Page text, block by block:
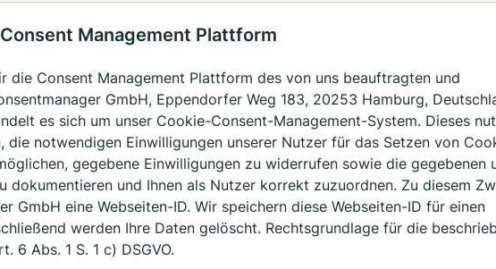
Management Plattform
die Consent Management Plattform des von uns beauftragten und
GmbH, Eppendorfer Weg 183, 20253 Hamburg,
es sich um unser Cookie-Consent-Management-System. Dieses
die notwendigen Einwilligungen unserer Nutzer für das Setzen von
gegebene Einwilligungen zu widerrufen sowie die gegebenen
dokumentieren und Ihnen als Nutzer korrekt zuzuordnen. Zu diesem
GmbH eine Webseiten-ID. Wir speichern diese Webseiten-ID für einen
werden Ihre Daten gelöscht. Rechtsgrundlage für die
6 Abs. 1 S. 1 c) DSGVO.